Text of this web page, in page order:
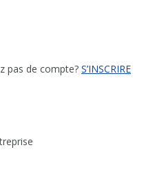
pas de compte? S’INSCRIRE